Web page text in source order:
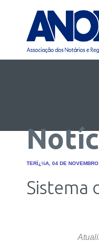
TERÏ¿½A, 04 DE
Sistema